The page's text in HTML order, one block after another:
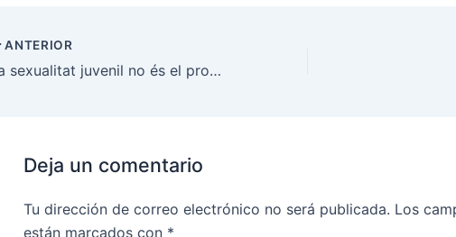
ANTERIOR
La sexualitat juvenil no és el problema, el problema és la desprotecció
Deja un comentario
Tu dirección de correo electrónico no será publicada. Los
están marcados con *